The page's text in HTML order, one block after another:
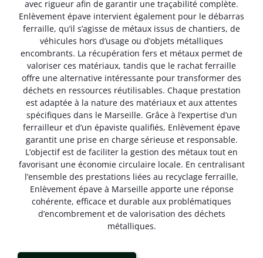
avec rigueur afin de garantir une traçabilité complète.
Enlèvement épave intervient également pour le débarras
ferraille, qu’il s’agisse de métaux issus de chantiers, de
véhicules hors d’usage ou d’objets métalliques
encombrants. La récupération fers et métaux permet de
valoriser ces matériaux, tandis que le rachat ferraille
offre une alternative intéressante pour transformer des
déchets en ressources réutilisables. Chaque prestation
est adaptée à la nature des matériaux et aux attentes
spécifiques dans le Marseille. Grâce à l’expertise d’un
ferrailleur et d’un épaviste qualifiés, Enlèvement épave
garantit une prise en charge sérieuse et responsable.
L’objectif est de faciliter la gestion des métaux tout en
favorisant une économie circulaire locale. En centralisant
l’ensemble des prestations liées au recyclage ferraille,
Enlèvement épave à Marseille apporte une réponse
cohérente, efficace et durable aux problématiques
d’encombrement et de valorisation des déchets
métalliques.